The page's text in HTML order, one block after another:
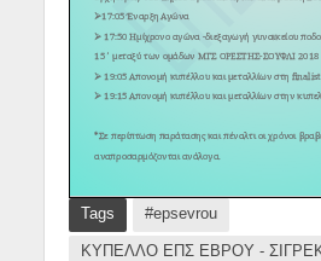
Tags #epsevrou
ΚΥΠΕΛΛΟ ΕΠΣ ΕΒΡΟΥ -